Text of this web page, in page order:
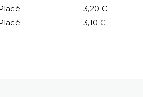
3,20 €
3,10 €